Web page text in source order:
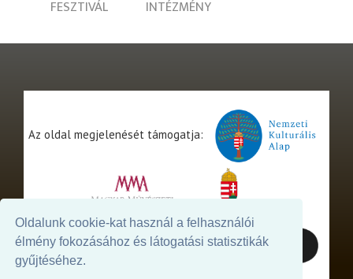
Oldalunk cookie-kat használ a felhasználói
élmény fokozásához és látogatási statisztikák
gyűjtéséhez.
FESZTIVÁL
INTÉZMÉNY
Az oldal megjelenését támogatja: